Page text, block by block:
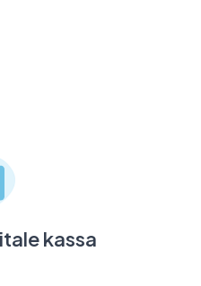
kassa